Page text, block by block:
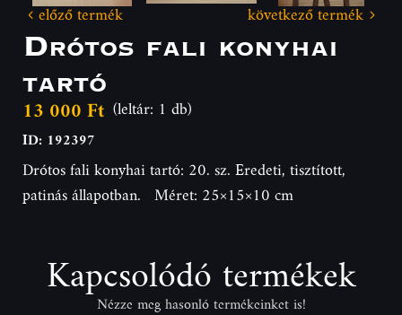
előző termék következő termék
Drótos fali konyhai
tartó
13 000 Ft (leltár: 1 db)
ID: 192397
Drótos fali konyhai tartó: 20. sz. Eredeti, tisztított,
patinás állapotban. Méret: 25×15×10 cm
Kapcsolódó termékek
Nézze meg hasonló termékeinket is!